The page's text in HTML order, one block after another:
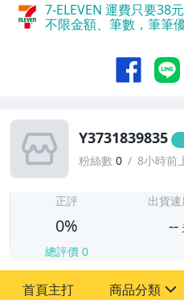
7-ELEVEN 運費只要38元
不限金額、筆數，筆筆
Y3731839835
粉絲數 0 8小時前
正評
0%
總評價 0
出貨速
--
首頁主打 商品分類